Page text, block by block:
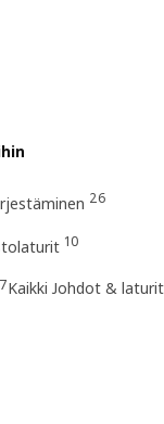
26
10
7Kaikki Johdot & laturit